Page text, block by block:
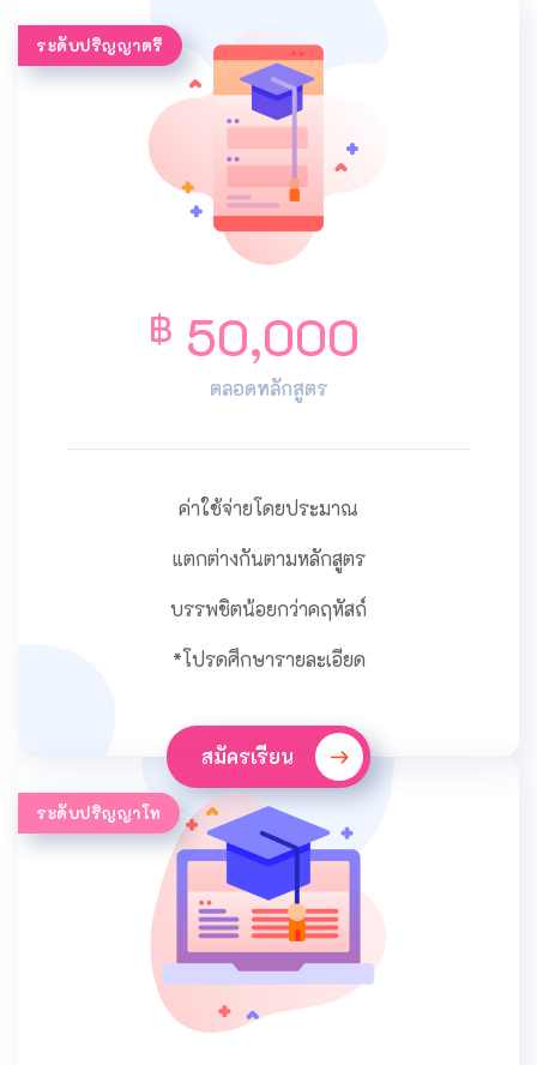
ระดับปริญญาตรี
฿ 50,000
ตลอดหลักสูตร
ค่าใช้จ่ายโดยประมาณ
แตกต่างกันตามหลักสูตร
บรรพชิตน้อยกว่าคฤหัสถ์
*โปรดศึกษารายละเอียด
สมัครเรียน
ระดับปริญญาโท